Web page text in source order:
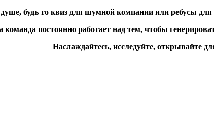
будь то квиз для шумной компании или ребусы
постоянно работает над тем, чтобы
Наслаждайтесь, исследуйте, открывайте